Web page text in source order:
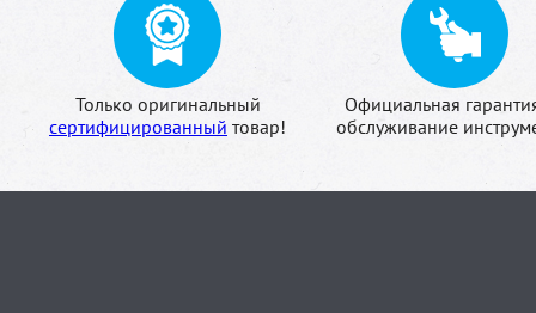
Только оригинальный
сертифицированный товар!
Официальная
обслуживание